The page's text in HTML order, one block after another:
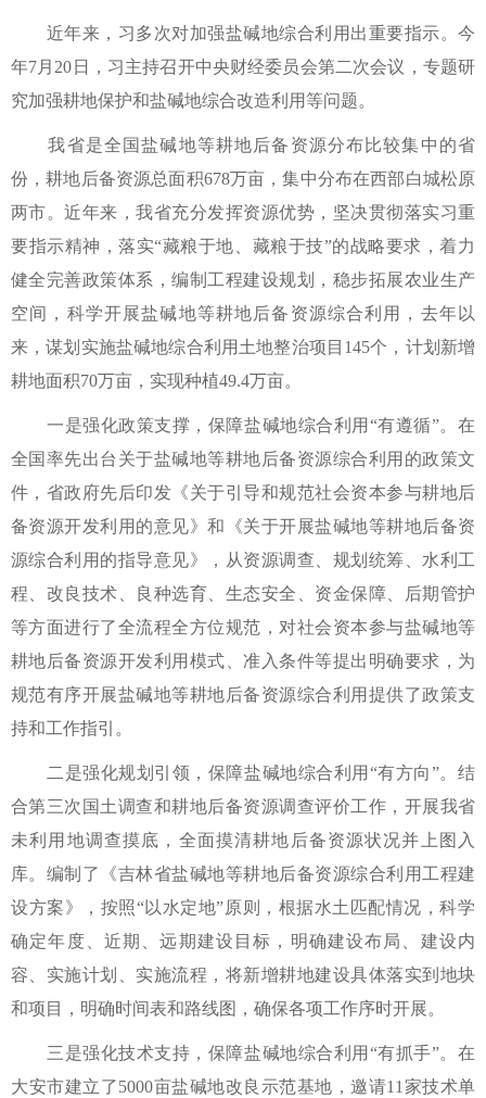
近年来，习多次对加强盐碱地综合利用出重要指示。今
年7月20日，习主持召开中央财经委员会第二次会议，专题研
究加强耕地保护和盐碱地综合改造利用等问题。
我省是全国盐碱地等耕地后备资源分布比较集中的省
份，耕地后备资源总面积678万亩，集中分布在西部白城松原
两市。近年来，我省充分发挥资源优势，坚决贯彻落实习重
要指示精神，落实“藏粮于地、藏粮于技”的战略要求，着力
健全完善政策体系，编制工程建设规划，稳步拓展农业生产
空间，科学开展盐碱地等耕地后备资源综合利用，去年以
来，谋划实施盐碱地综合利用土地整治项目145个，计划新增
耕地面积70万亩，实现种植49.4万亩。
一是强化政策支撑，保障盐碱地综合利用“有遵循”。在
全国率先出台关于盐碱地等耕地后备资源综合利用的政策文
件，省政府先后印发《关于引导和规范社会资本参与耕地后
备资源开发利用的意见》和《关于开展盐碱地等耕地后备资
源综合利用的指导意见》，从资源调查、规划统筹、水利工
程、改良技术、良种选育、生态安全、资金保障、后期管护
等方面进行了全流程全方位规范，对社会资本参与盐碱地等
耕地后备资源开发利用模式、准入条件等提出明确要求，为
规范有序开展盐碱地等耕地后备资源综合利用提供了政策支
持和工作指引。
二是强化规划引领，保障盐碱地综合利用“有方向”。结
合第三次国土调查和耕地后备资源调查评价工作，开展我省
未利用地调查摸底，全面摸清耕地后备资源状况并上图入
库。编制了《吉林省盐碱地等耕地后备资源综合利用工程建
设方案》，按照“以水定地”原则，根据水土匹配情况，科学
确定年度、近期、远期建设目标，明确建设布局、建设内
容、实施计划、实施流程，将新增耕地建设具体落实到地块
和项目，明确时间表和路线图，确保各项工作序时开展。
三是强化技术支持，保障盐碱地综合利用“有抓手”。在
大安市建立了5000亩盐碱地改良示范基地，邀请11家技术单